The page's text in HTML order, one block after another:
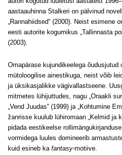
aastaauhinna Stalkeri on pälvinud
„Rannahiidsed“ (2000). Neist esimene
eesti autorite kogumikus „Tallinnasta
(2003).
Omapärase kujundikeelega
mütoloogilise ainestikuga, neist võib
ja üksikasjalikke vägivallastseene.
mitmetes lühijuttudes, nagu „Oraakli
„Vend Juudas” (1999) ja „Kohtumine
žanrisse kuulub lühiromaan „Kelmid ja
pidada eestikeelse
vormidega luules domineerib
kuid esineb ka fantasy-motiive.